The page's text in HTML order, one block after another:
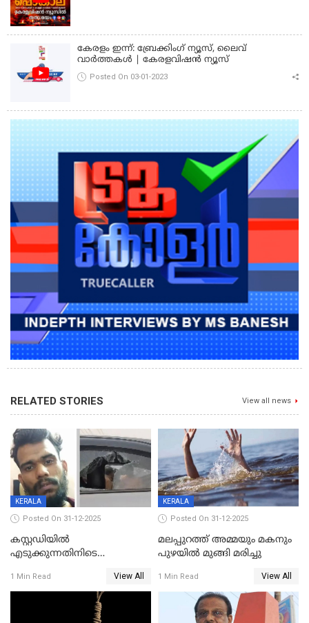
കേരളം ഇന്ന്: ബ്രേക്കിംഗ് ന്യൂസ്, ലൈവ്
വാർത്തകൾ | കേരളവിഷൻ ന്യൂസ്
Posted On 03-01-2023
RELATED STORIES View all news
KERALA
Posted On 31-12-2025
കസ്റ്റഡിയിൽ
എടുക്കുന്നതിനിടെ
വധശ്രമക്കേസ് പ്രതി പിടിയിൽ
1 Min Read View All
KERALA
Posted On 31-12-2025
മലപ്പുറത്ത് അമ്മയും മകനും
പുഴയിൽ മുങ്ങി മരിച്ചു
1 Min Read View All